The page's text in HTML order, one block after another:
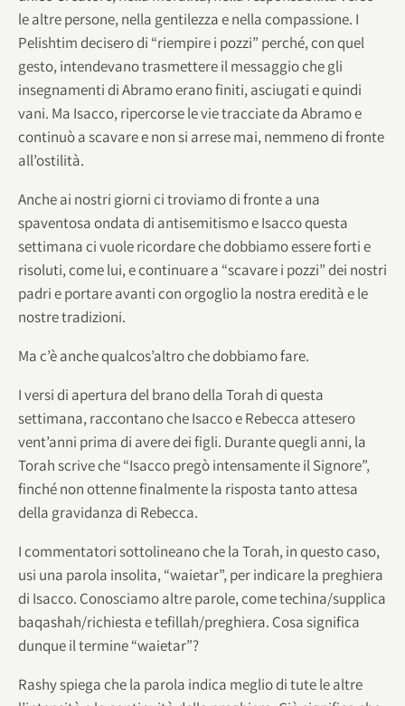
le altre persone, nella gentilezza e nella compassione. I
Pelishtim decisero di “riempire i pozzi” perché, con quel
gesto, intendevano trasmettere il messaggio che gli
insegnamenti di Abramo erano finiti, asciugati e quindi
vani. Ma Isacco, ripercorse le vie tracciate da Abramo e
continuò a scavare e non si arrese mai, nemmeno di fronte
all’ostilità.
Anche ai nostri giorni ci troviamo di fronte a una
spaventosa ondata di antisemitismo e Isacco questa
settimana ci vuole ricordare che dobbiamo essere forti e
risoluti, come lui, e continuare a “scavare i pozzi” dei nostri
padri e portare avanti con orgoglio la nostra eredità e le
nostre tradizioni.
Ma c’è anche qualcos’altro che dobbiamo fare.
I versi di apertura del brano della Torah di questa
settimana, raccontano che Isacco e Rebecca attesero
vent’anni prima di avere dei figli. Durante quegli anni, la
Torah scrive che “Isacco pregò intensamente il Signore”,
finché non ottenne finalmente la risposta tanto attesa
della gravidanza di Rebecca.
I commentatori sottolineano che la Torah, in questo caso,
usi una parola insolita, “waietar”, per indicare la preghiera
di Isacco. Conosciamo altre parole, come techina/supplica
baqashah/richiesta e tefillah/preghiera. Cosa significa
dunque il termine “waietar”?
Rashy spiega che la parola indica meglio di tute le altre